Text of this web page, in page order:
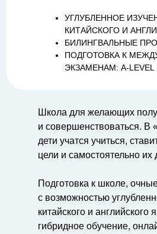
УГЛУБЛЕННОЕ
КИТАЙСКОГО И
БИЛИНГВАЛЬНЫЕ
ПОДГОТОВКА К
ЭКЗАМЕНАМ: A-LEVEL
Школа для желающих
и совершенствоваться. В
дети учатся учиться,
цели и самостоятельно их
Подготовка к школе,
с возможностью
китайского и английского
гибридное обучение,